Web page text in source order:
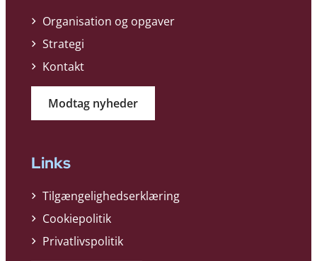
Organisation og opgaver
Strategi
Kontakt
Modtag nyheder
Links
Tilgængelighedserklæring
Cookiepolitik
Privatlivspolitik